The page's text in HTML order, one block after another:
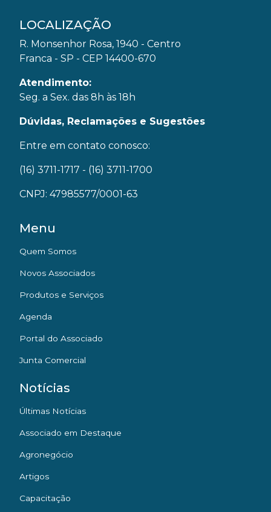
LOCALIZAÇÃO
R. Monsenhor Rosa, 1940 - Centro
Franca - SP - CEP 14400-670
Atendimento:
Seg. a Sex. das 8h às 18h
Dúvidas, Reclamações e Sugestões
Entre em contato conosco:
(16) 3711-1717 - (16) 3711-1700
CNPJ: 47985577/0001-63
Menu
Quem Somos
Novos Associados
Produtos e Serviços
Agenda
Portal do Associado
Junta Comercial
Notícias
Últimas Notícias
Associado em Destaque
Agronegócio
Artigos
Capacitação